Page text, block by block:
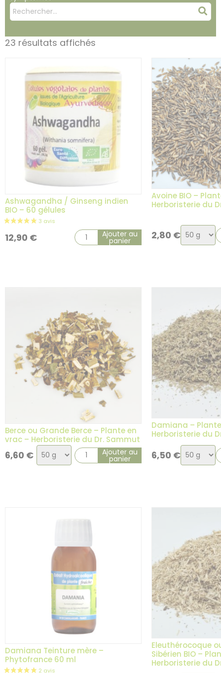
Mots
clés
:
23 résultats affichés
Ashwagandha / Ginseng indien
BIO – 60 gélules
12,90 € Ajouter au
panier
Avoine BIO –
Herboristerie du
2,80 €Choix
de
Berce ou Grande Berce – Plante en
vrac – Herboristerie du Dr. Sammut
6,60 €
Choix
de
Ajouter au
panier
Damiana –
Herboristerie du
6,50 €Choix
de
Damiana Teinture mère –
Phytofrance 60 ml
Eleuthérocoque
Sibérien BIO –
Herboristerie du